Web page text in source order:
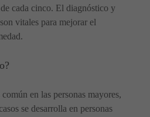
cada cinco. El diagnóstico y
vitales para mejorar el
en las personas mayores,
se desarrolla en personas